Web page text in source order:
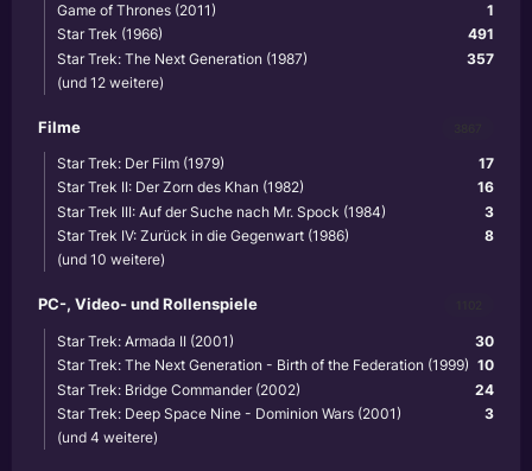
1
Game of Thrones (2011)
491
Star Trek (1966)
357
Star Trek: The Next Generation (1987)
(und 12 weitere)
Filme
17
Star Trek: Der Film (1979)
16
Star Trek II: Der Zorn des Khan (1982)
3
Star Trek III: Auf der Suche nach Mr. Spock (1984)
8
Star Trek IV: Zurück in die Gegenwart (1986)
(und 10 weitere)
PC-, Video- und Rollenspiele
30
Star Trek: Armada II (2001)
10
Star Trek: The Next Generation - Birth of the Federation (1999)
24
Star Trek: Bridge Commander (2002)
3
Star Trek: Deep Space Nine - Dominion Wars (2001)
(und 4 weitere)